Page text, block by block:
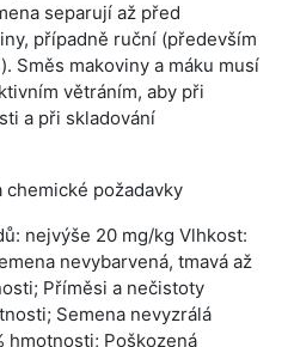
separují až před
případně ruční (především
Směs makoviny a máku musí
větráním, aby při
a při skladování
požadavky
nejvýše 20 mg/kg Vlhkost:
nevybarvená, tmavá až
Příměsi a nečistoty
Semena nevyzrálá
hmotnosti; Poškozená